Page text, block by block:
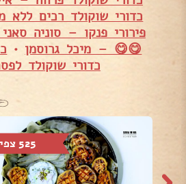
כדורי שוקולד רכים ללא
פירורי פנקו – סוניה
😋😋 – מיכל גרוסמן •
כדורי שוקולד
525 צפיות